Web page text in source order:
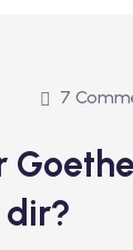
7
dir?